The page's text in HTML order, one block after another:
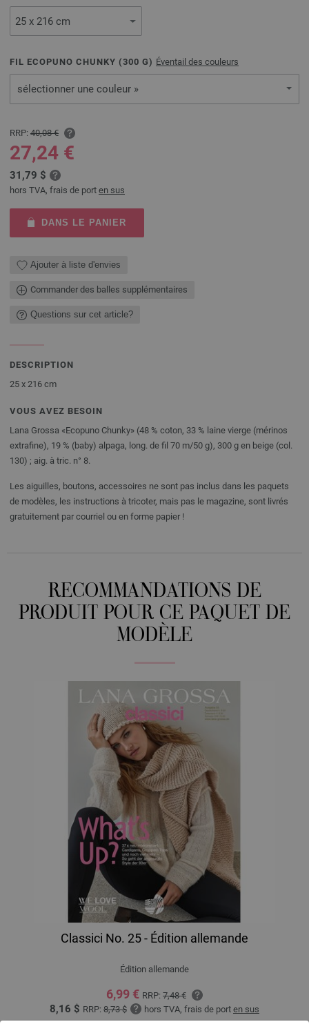
FIL ECOPUNO CHUNKY (300 G) Éventail des couleurs
sélectionner une couleur »
RRP: 40,08 €
27,24 €
31,79 $
hors TVA, frais de port en sus
DANS LE PANIER
Ajouter à liste d'envies
Commander des balles supplémentaires
Questions sur cet article?
DESCRIPTION
25 x 216 cm
VOUS AVEZ BESOIN
Lana Grossa «Ecopuno Chunky» (48 % coton, 33 % laine vierge (mérinos
extrafine), 19 % (baby) alpaga, long. de fil 70 m/50 g), 300 g en beige (col.
130) ; aig. à tric. n° 8.
Les aiguilles, boutons, accessoires ne sont pas inclus dans les paquets
de modèles, les instructions à tricoter, mais pas le magazine, sont livrés
gratuitement par courriel ou en forme papier !
RECOMMANDATIONS DE
PRODUIT POUR CE PAQUET DE
MODÈLE
Classici No. 25 - Édition allemande
Édition allemande
6,99 € RRP: 7,48 €
8,16 $ RRP: 8,73 $ hors TVA, frais de port en sus